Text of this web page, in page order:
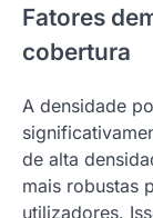
Fatores
cobertura
A densidade
de alta
mais robustas
utilizadores.